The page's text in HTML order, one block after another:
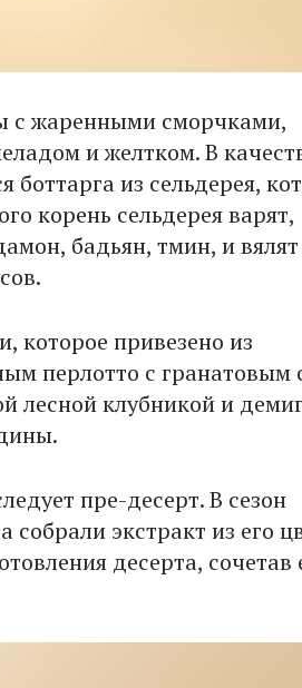
с жаренными сморчками,
и желтком. В
из сельдерея,
корень сельдерея варят,
бадьян, тмин, и
которое привезено из
перлотто с гранатовым
лесной клубникой и
пре-десерт. В сезон
экстракт из его
десерта, сочетав